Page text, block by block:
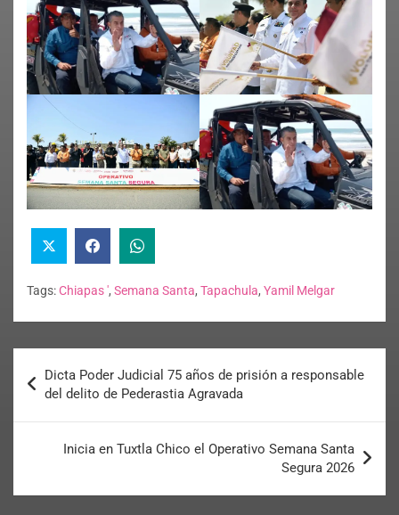
Tags:Chiapas ', Semana Santa, Tapachula, Yamil Melgar
Dicta Poder Judicial 75 años de prisión a responsable
del delito de Pederastia Agravada
Inicia en Tuxtla Chico el Operativo Semana Santa
Segura 2026